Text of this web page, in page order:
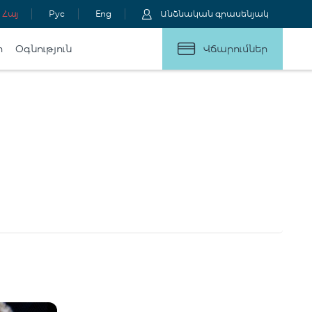
Հայ Рус Eng Անձնական գրասենյակ
Օգնություն Վճարումներ